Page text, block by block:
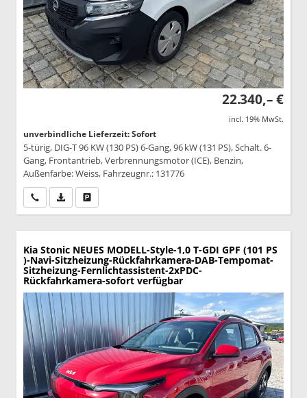
22.340,– €
incl. 19% MwSt.
unverbindliche Lieferzeit: Sofort
5-türig, DIG-T 96 KW (130 PS) 6-Gang, 96 kW (131 PS), Schalt. 6-
Gang, Frontantrieb, Verbrennungsmotor (ICE), Benzin,
Außenfarbe: Weiss, Fahrzeugnr.: 131776
Wir rufen Sie anPDF-Datei, Fahrzeugexposé drucken
Kia Stonic NEUES MODELL-Style-1,0 T-GDI GPF (101 PS
)-Navi-Sitzheizung-Rückfahrkamera-DAB-Tempomat-
Sitzheizung-Fernlichtassistent-2xPDC-
Rückfahrkamera-sofort verfügbar